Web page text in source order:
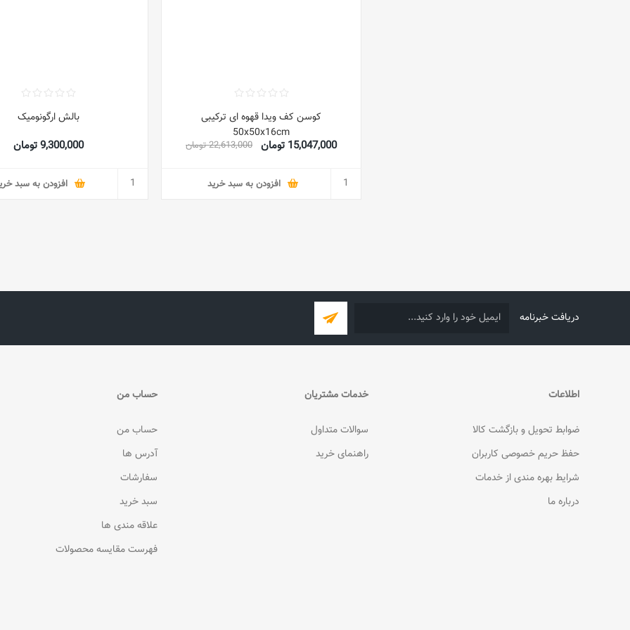
کوسن کف ویدا قهوه ای ترکیبی
50x50x16cm
15,047,000 تومان 22,613,000 تومان
افزودن به سبد خرید
بالش ارگونومیک
9,300,000 تومان
افزودن به سبد
دریافت خبرنامه
اطلاعات
ضوابط تحویل و بازگشت کالا
حفظ حریم خصوصی کاربران
شرایط بهره مندی از خدمات
درباره ما
خدمات مشتریان
سوالات متداول
راهنمای خرید
حساب من
حساب من
آدرس ها
سفارشات
سبد خرید
علاقه مندی ها
فهرست مقایسه محصولات